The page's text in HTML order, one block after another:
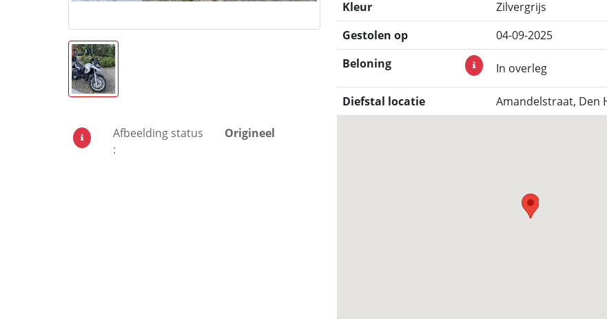
Afbeelding status
:
Origineel
Kleur
Zilvergrijs
Gestolen op
04-09-2025
Beloning
In overleg
Diefstal locatie Amandelstraat, Den